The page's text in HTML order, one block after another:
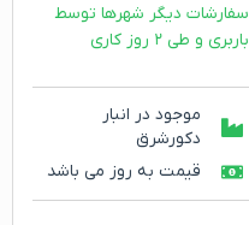
سفارشات دیگر شهرها توسط
باربری و طی ۲ روز کاری
موجود در انبار
دکورشرق
قیمت به روز می باشد